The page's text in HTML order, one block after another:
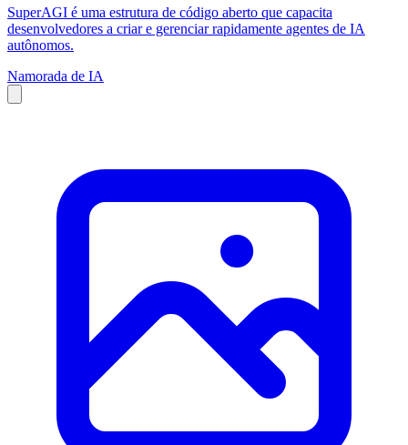
SuperAGI é uma estrutura de código aberto que capacita
desenvolvedores a criar e gerenciar rapidamente agentes de IA
autônomos.
Namorada de IA